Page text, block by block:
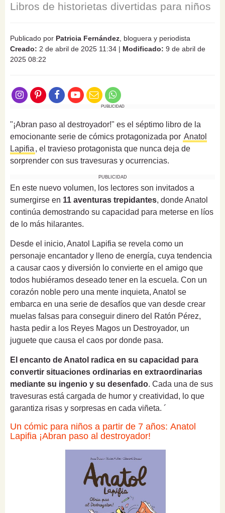
Libros de historietas divertidas para niños
Publicado por Patricia Fernández , bloguera y periodista
Creado: 2 de abril de 2025 11:34 | Modificado: 9 de abril de
2025 08:22
PUBLICIDAD
"¡Abran paso al destroyador!" es el séptimo libro de la
emocionante serie de cómics protagonizada por Anatol
Lapifia , el travieso protagonista que nunca deja de
sorprender con sus travesuras y ocurrencias.
PUBLICIDAD
En este nuevo volumen, los lectores son invitados a
sumergirse en 11 aventuras trepidantes, donde Anatol
continúa demostrando su capacidad para meterse en líos
de lo más hilarantes.
Desde el inicio, Anatol Lapifia se revela como un
personaje encantador y lleno de energía, cuya tendencia
a causar caos y diversión lo convierte en el amigo que
todos hubiéramos deseado tener en la escuela. Con un
corazón noble pero una mente inquieta, Anatol se
embarca en una serie de desafíos que van desde crear
muelas falsas para conseguir dinero del Ratón Pérez,
hasta pedir a los Reyes Magos un Destroyador, un
juguete que causa el caos por donde pasa.
El encanto de Anatol radica en su capacidad para
convertir situaciones ordinarias en extraordinarias
mediante su ingenio y su desenfado. Cada una de sus
travesuras está cargada de humor y creatividad, lo que
garantiza risas y sorpresas en cada viñeta. ´
Un cómic para niños a partir de 7 años: Anatol
Lapifia ¡Abran paso al destroyador!